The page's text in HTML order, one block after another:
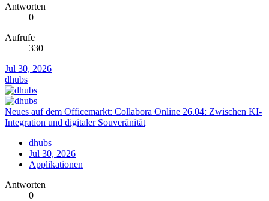
Antworten
0
Aufrufe
330
Jul 30, 2026
dhubs
Neues auf dem Officemarkt: Collabora Online 26.04: Zwischen KI-
Integration und digitaler Souveränität
dhubs
Jul 30, 2026
Applikationen
Antworten
0